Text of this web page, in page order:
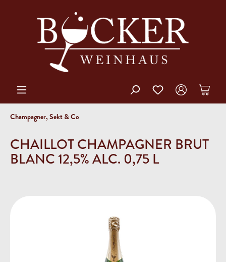
Champagner, Sekt & Co
CHAILLOT CHAMPAGNER BRUT
BLANC 12,5% ALC. 0,75 L